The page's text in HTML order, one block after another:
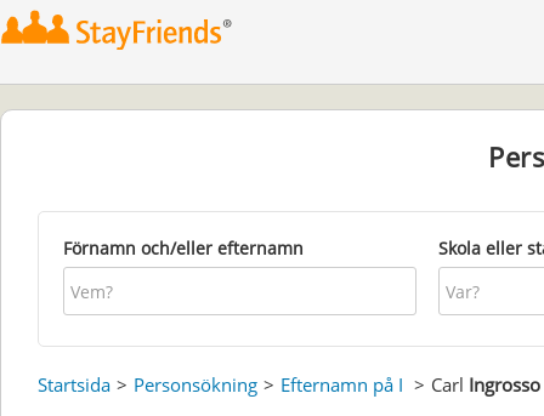
Förnamn och/eller efternamn Skola eller
Startsida Personsökning Efternamn på I Carl Ingrosso